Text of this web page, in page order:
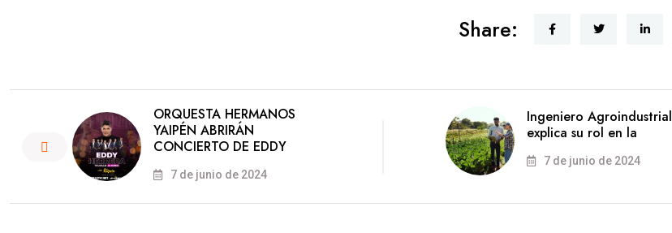
Share:
ORQUESTA HERMANOS
YAIPÉN ABRIRÁN
CONCIERTO DE EDDY
7 de junio de 2024
Ingeniero Agroindustrial
explica su rol en la
7 de junio de 2024